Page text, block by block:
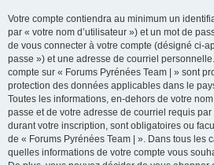
Votre compte contiendra au minimum un
par « votre nom d’utilisateur ») et un mot de
de vous connecter à votre compte (désigné ci-
passe ») et une adresse de courriel
compte sur « Forums Pyrénées Team | » sont
protection des données applicables dans le
Toutes les informations, en-dehors de votre
passe et de votre adresse de courriel requis par
durant votre inscription, sont obligatoires ou
de « Forums Pyrénées Team | ». Dans tous les
quelles informations de votre compte vous